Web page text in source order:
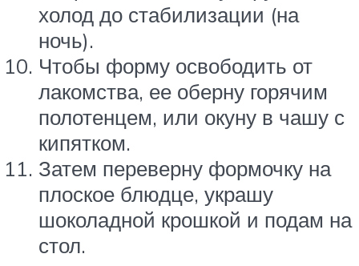
холод до стабилизации (на
ночь).
Чтобы форму освободить от
лакомства, ее оберну горячим
полотенцем, или окуну в чашу с
кипятком.
Затем переверну формочку на
плоское блюдце, украшу
шоколадной крошкой и подам на
стол.